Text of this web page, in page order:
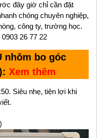
đây giờ chỉ cần đặt
chóng chuyên nghiệp,
công ty, trường học.
26 77 22
nhôm bo góc
Xem thêm
Siêu nhẹ, tiện lợi khi